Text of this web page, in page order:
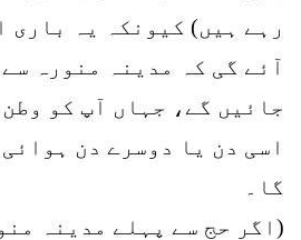
رہے ہیں) کیونکہ یہ باری
آئے گی کہ مدینہ منورہ سے
جائیں گے، جہاں آپ کو
اسی دن یا دوسرے دن
گا۔
(اگر حج سے پہلے مدینہ